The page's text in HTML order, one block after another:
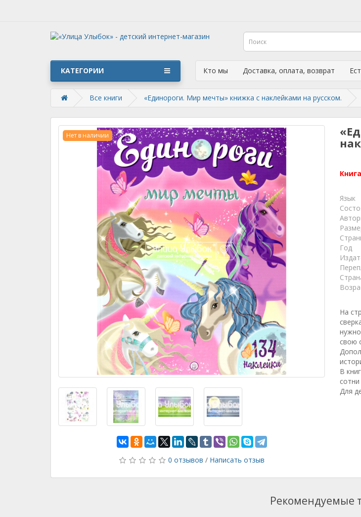
КАТЕГОРИИ Кто мы Доставка, оплата, возврат
Все книги «Единороги. Мир мечты» книжка с наклейками на русском.
Нет в наличии
0 отзывов / Написать отзыв
Язык
Год
На
свою
В
сотни
Для
Рекомендуемые